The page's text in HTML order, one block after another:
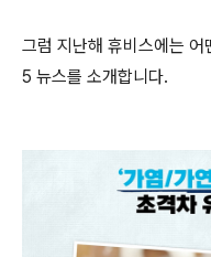
그럼 지난해 휴비스에는
5 뉴스를 소개합니다.